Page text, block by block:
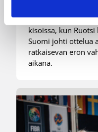
Suomen 16-
peräkkäisen
kisoissa, kun
Suomi johti ottelua
ratkaisevan eron
aikana.